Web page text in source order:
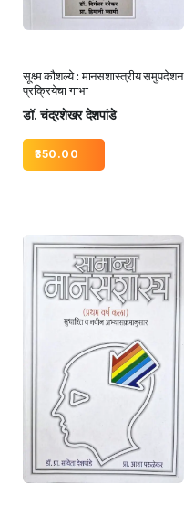
सूक्ष्म कौशल्ये : मानसशास्त्रीय समुपदेशन
प्रक्रियेचा गाभा
डॉ. चंद्रशेखर देशपांडे
350.00